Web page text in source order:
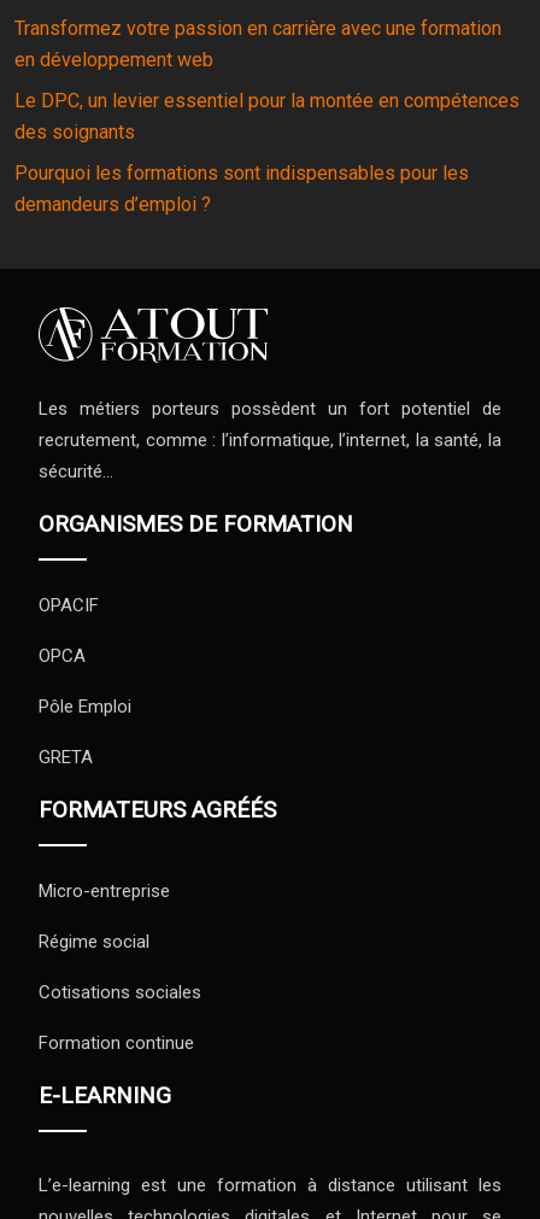
Transformez votre passion en carrière avec une formation
en développement web
Le DPC, un levier essentiel pour la montée en compétences
des soignants
Pourquoi les formations sont indispensables pour les
demandeurs d’emploi ?
Les métiers porteurs possèdent un fort potentiel de
recrutement, comme : l’informatique, l’internet, la santé, la
sécurité…
ORGANISMES DE FORMATION
OPACIF
OPCA
Pôle Emploi
GRETA
FORMATEURS AGRÉÉS
Micro-entreprise
Régime social
Cotisations sociales
Formation continue
E-LEARNING
L’e-learning est une formation à distance utilisant les